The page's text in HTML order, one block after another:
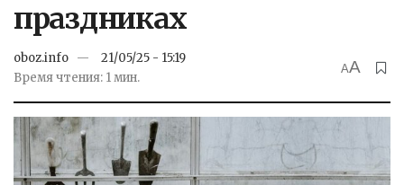
праздниках
oboz.info
21/05/25 - 15:19
Время чтения: 1 мин.
AA